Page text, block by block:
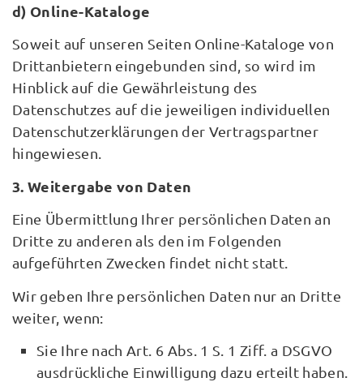
d) Online-Kataloge
Soweit auf unseren Seiten Online-Kataloge von
Drittanbietern eingebunden sind, so wird im
Hinblick auf die Gewährleistung des
Datenschutzes auf die jeweiligen individuellen
Datenschutzerklärungen der Vertragspartner
hingewiesen.
3. Weitergabe von Daten
Eine Übermittlung Ihrer persönlichen Daten an
Dritte zu anderen als den im Folgenden
aufgeführten Zwecken findet nicht statt.
Wir geben Ihre persönlichen Daten nur an Dritte
weiter, wenn:
Sie Ihre nach Art. 6 Abs. 1 S. 1 Ziff. a DSGVO
ausdrückliche Einwilligung dazu erteilt haben.